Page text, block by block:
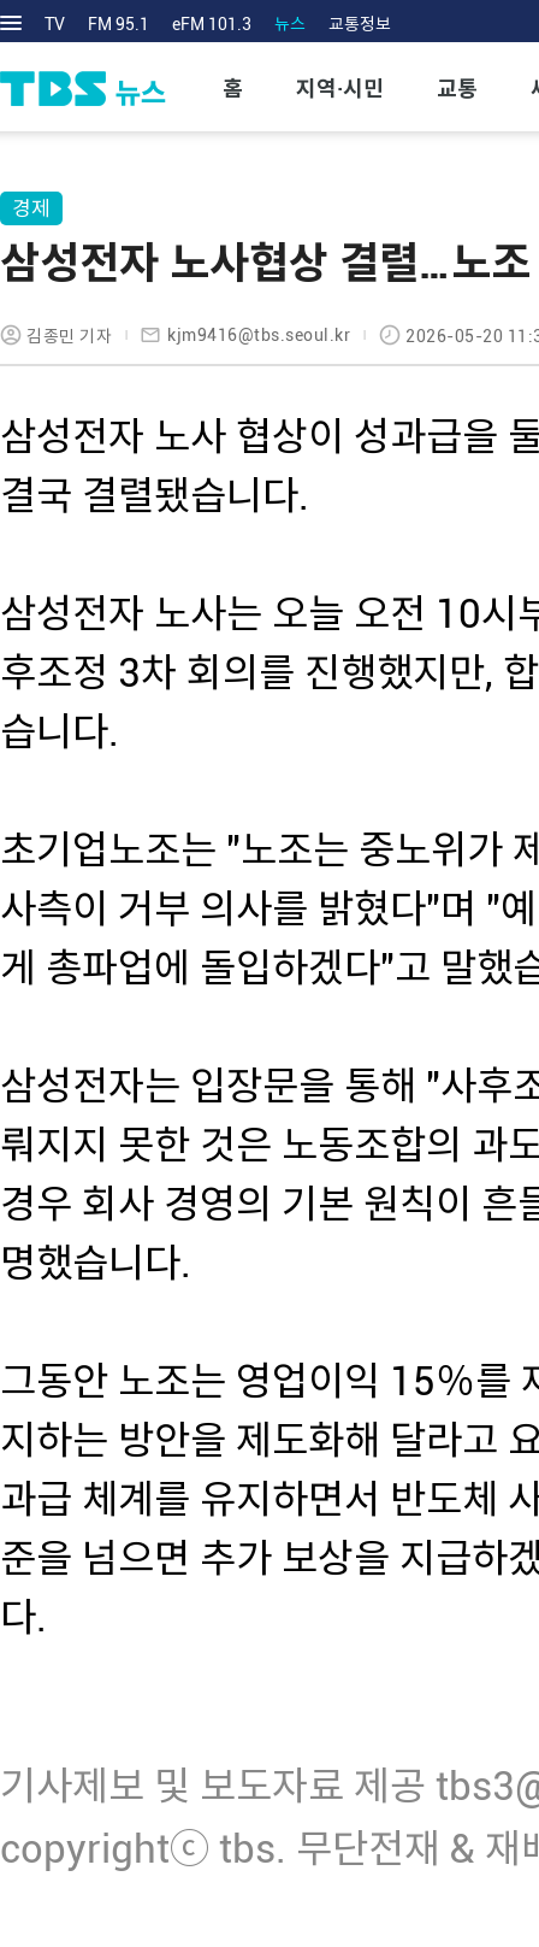
TV FM 95.1 eFM 101.3 뉴스 교통정보
홈 지역·시민 교통
경제
삼성전자 노사협상 결렬…노
김종민 기자 kjm9416@tbs.seoul.kr 2026-05-20
삼성전자 노사 협상이 성과급을
결국 결렬됐습니다.
삼성전자 노사는 오늘 오전 10시
후조정 3차 회의를 진행했지만,
습니다.
초기업노조는 "노조는 중노위가
사측이 거부 의사를 밝혔다"며 "
게 총파업에 돌입하겠다"고 말했
삼성전자는 입장문을 통해 "사후
뤄지지 못한 것은 노동조합의 과
경우 회사 경영의 기본 원칙이 흔
명했습니다.
그동안 노조는 영업이익 15％를
지하는 방안을 제도화해 달라고
과급 체계를 유지하면서 반도체
준을 넘으면 추가 보상을 지급하
다.
기사제보 및 보도자료 제공
copyrightⓒ tbs. 무단전재 & 재